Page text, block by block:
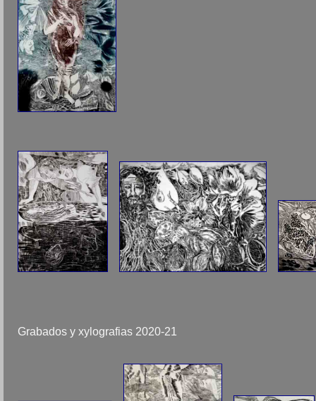
Grabados y xylografias 2020-21